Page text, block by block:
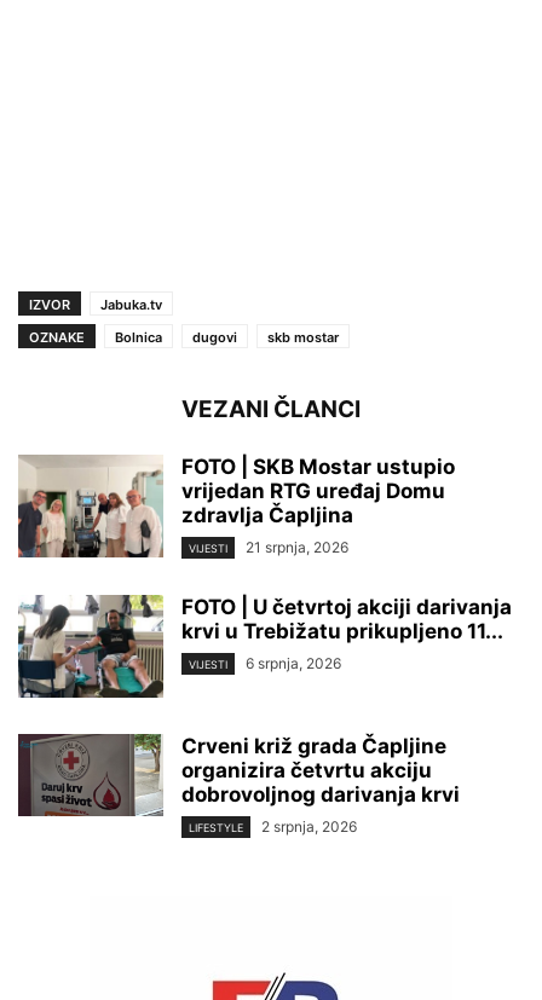
IZVOR
Jabuka.tv
OZNAKE
Bolnica dugovi skb mostar
VEZANI ČLANCI
FOTO | SKB Mostar ustupio
vrijedan RTG uređaj Domu
zdravlja Čapljina
VIJESTI 21 srpnja, 2026
FOTO | U četvrtoj akciji darivanja
krvi u Trebižatu prikupljeno 11...
VIJESTI 6 srpnja, 2026
Crveni križ grada Čapljine
organizira četvrtu akciju
dobrovoljnog darivanja krvi
LIFESTYLE 2 srpnja, 2026